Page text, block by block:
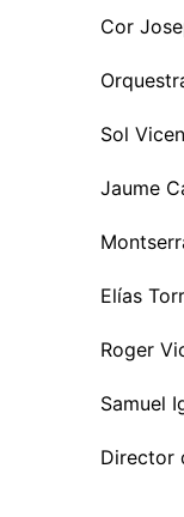
Cor
Sol
Jaume
Elías
Roger
Samuel
Director